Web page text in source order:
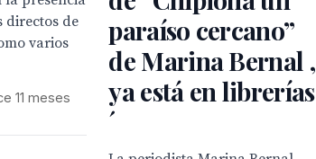
directos de
varios
11 meses
paraíso cercano”
de Marina Bernal ,
ya está en librerías
´